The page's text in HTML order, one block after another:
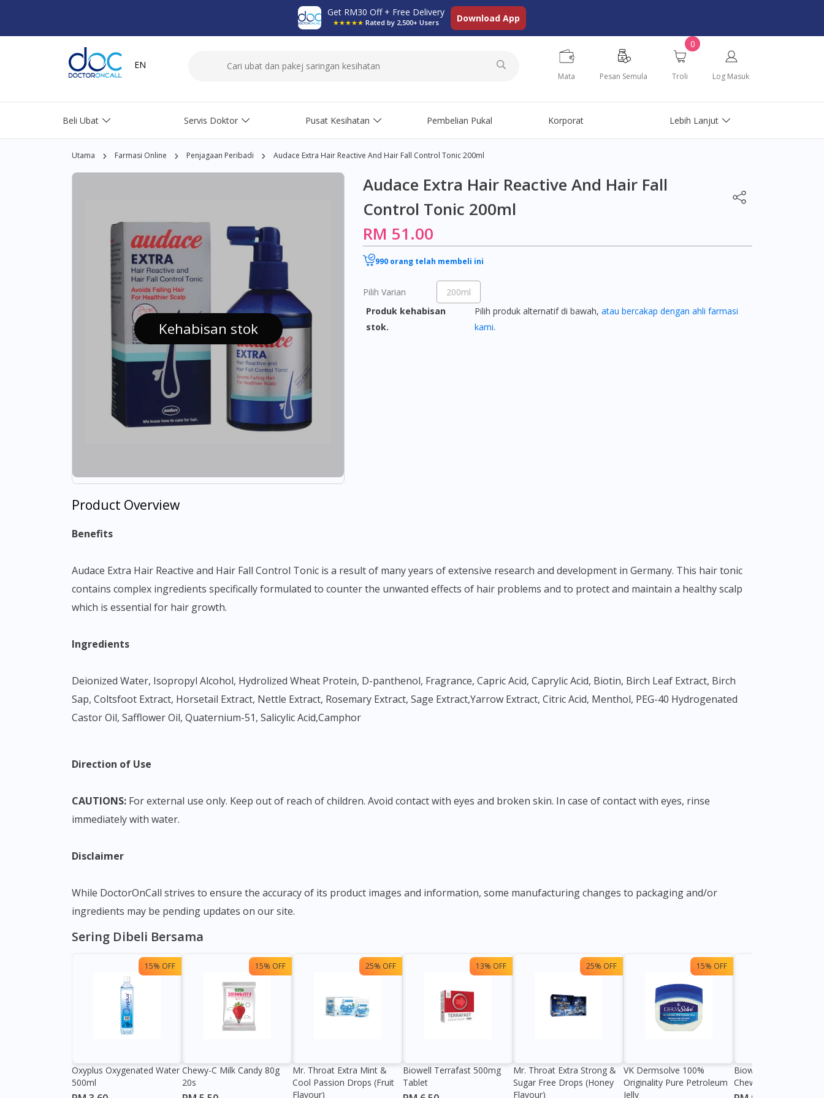
Visit DoctorOnCall Singapore
Get RM30 Off + Free Delivery
★★★★★ Rated by 2,500+ Users Download App
EN
Mata Pesan Semula
0
Troli Log Masuk
Beli Ubat Servis Doktor Pusat Kesihatan Pembelian Pukal Korporat Lebih Lanjut
Utama Farmasi Online Penjagaan Peribadi Audace Extra Hair Reactive And Hair Fall Control Tonic 200ml
Kehabisan stok
Audace Extra Hair Reactive And Hair Fall
Control Tonic 200ml
RM 51.00
990 orang telah membeli ini
Pilih Varian
200ml
Produk kehabisan
stok.
Pilih produk alternatif di bawah,atau bercakap dengan ahli farmasi
kami.
Product Overview
Benefits
Audace Extra Hair Reactive and Hair Fall Control Tonic is a result of many years of extensive research and development in Germany. This hair tonic
contains complex ingredients specifically formulated to counter the unwanted effects of hair problems and to protect and maintain a healthy scalp
which is essential for hair growth.
Ingredients
Deionized Water, Isopropyl Alcohol, Hydrolized Wheat Protein, D-panthenol, Fragrance, Capric Acid, Caprylic Acid, Biotin, Birch Leaf Extract, Birch
Sap, Coltsfoot Extract, Horsetail Extract, Nettle Extract, Rosemary Extract, Sage Extract,Yarrow Extract, Citric Acid, Menthol, PEG-40 Hydrogenated
Castor Oil, Safflower Oil, Quaternium-51, Salicylic Acid,Camphor
Direction of Use
CAUTIONS: For external use only. Keep out of reach of children. Avoid contact with eyes and broken skin. In case of contact with eyes, rinse
immediately with water.
Disclaimer
While DoctorOnCall strives to ensure the accuracy of its product images and information, some manufacturing changes to packaging and/or
ingredients may be pending updates on our site.
Sering Dibeli Bersama
15% OFF
Oxyplus Oxygenated Water
500ml
15% OFF
Chewy-C Milk Candy 80g
20s
25% OFF
Mr. Throat Extra Mint &
Cool Passion Drops (Fruit
Flavour)
13% OFF
Biowell Terrafast 500mg
Tablet
25% OFF
Mr. Throat Extra Strong &
Sugar Free Drops (Honey
Flavour)
15% OFF
VK Dermsolve 100%
Originality Pure Petroleum
Jelly
Biowell Zeero 200mg
Chewable Tablet